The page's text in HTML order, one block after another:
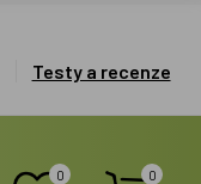
Testy a recenze
0 0